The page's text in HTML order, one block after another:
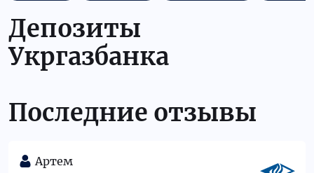
Депозиты
Укргазбанка
Последние отзывы
Артем